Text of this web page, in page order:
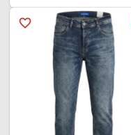
favorite_border